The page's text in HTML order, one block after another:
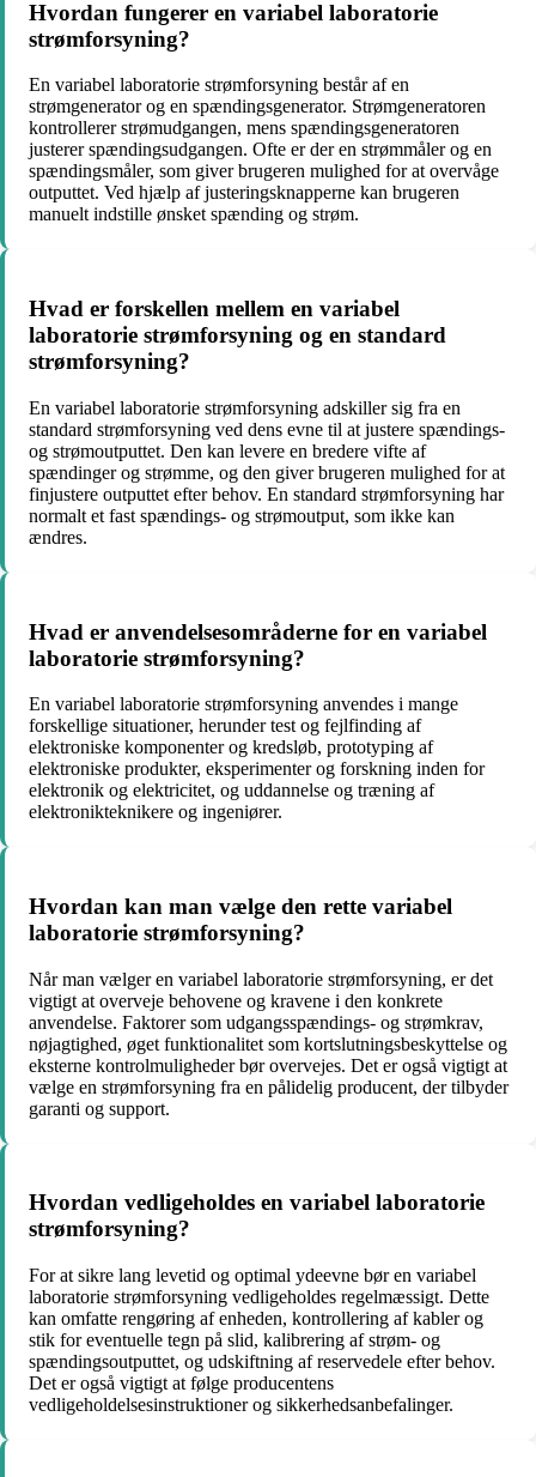
Hvordan fungerer en variabel laboratorie
strømforsyning?
En variabel laboratorie strømforsyning består af en
strømgenerator og en spændingsgenerator. Strømgeneratoren
kontrollerer strømudgangen, mens spændingsgeneratoren
justerer spændingsudgangen. Ofte er der en strømmåler og en
spændingsmåler, som giver brugeren mulighed for at overvåge
outputtet. Ved hjælp af justeringsknapperne kan brugeren
manuelt indstille ønsket spænding og strøm.
Hvad er forskellen mellem en variabel
laboratorie strømforsyning og en standard
strømforsyning?
En variabel laboratorie strømforsyning adskiller sig fra en
standard strømforsyning ved dens evne til at justere spændings-
og strømoutputtet. Den kan levere en bredere vifte af
spændinger og strømme, og den giver brugeren mulighed for at
finjustere outputtet efter behov. En standard strømforsyning har
normalt et fast spændings- og strømoutput, som ikke kan
ændres.
Hvad er anvendelsesområderne for en variabel
laboratorie strømforsyning?
En variabel laboratorie strømforsyning anvendes i mange
forskellige situationer, herunder test og fejlfinding af
elektroniske komponenter og kredsløb, prototyping af
elektroniske produkter, eksperimenter og forskning inden for
elektronik og elektricitet, og uddannelse og træning af
elektronikteknikere og ingeniører.
Hvordan kan man vælge den rette variabel
laboratorie strømforsyning?
Når man vælger en variabel laboratorie strømforsyning, er det
vigtigt at overveje behovene og kravene i den konkrete
anvendelse. Faktorer som udgangsspændings- og strømkrav,
nøjagtighed, øget funktionalitet som kortslutningsbeskyttelse og
eksterne kontrolmuligheder bør overvejes. Det er også vigtigt at
vælge en strømforsyning fra en pålidelig producent, der tilbyder
garanti og support.
Hvordan vedligeholdes en variabel laboratorie
strømforsyning?
For at sikre lang levetid og optimal ydeevne bør en variabel
laboratorie strømforsyning vedligeholdes regelmæssigt. Dette
kan omfatte rengøring af enheden, kontrollering af kabler og
stik for eventuelle tegn på slid, kalibrering af strøm- og
spændingsoutputtet, og udskiftning af reservedele efter behov.
Det er også vigtigt at følge producentens
vedligeholdelsesinstruktioner og sikkerhedsanbefalinger.